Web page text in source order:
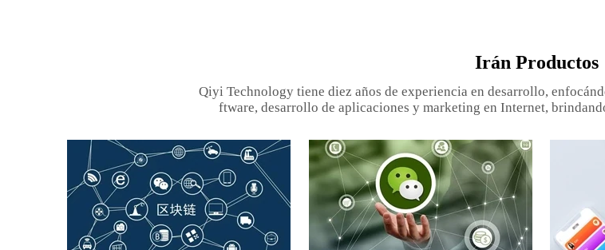
Irán Productos
Qiyi Technology tiene diez años de experiencia en desarrollo,
ftware, desarrollo de aplicaciones y marketing en Internet,